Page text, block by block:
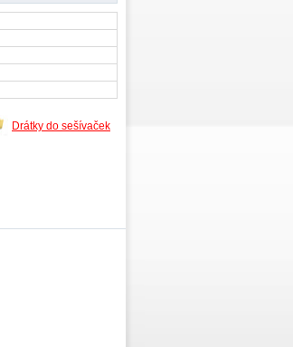
Drátky do sešívaček